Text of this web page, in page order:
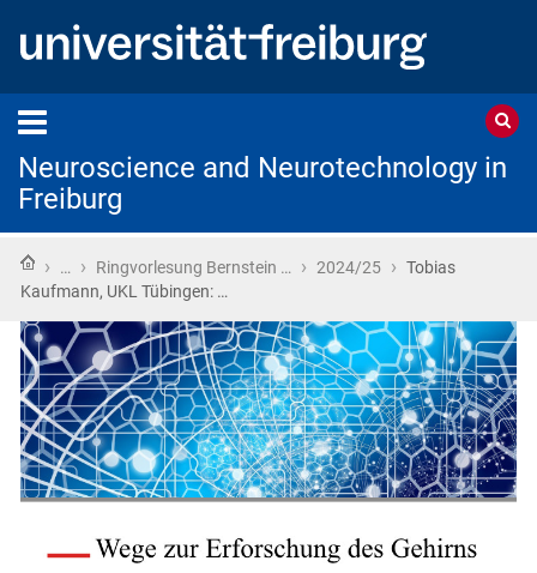
Neuroscience and Neurotechnology in
Freiburg
Home
› … › Ringvorlesung Bernstein … › 2024/25 › Tobias
Kaufmann, UKL Tübingen: …